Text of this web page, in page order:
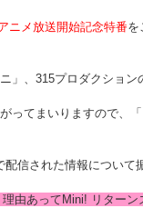
ニメ放送開始記念特番を
」、315プロダクショ
ってまいりますので、
信された情報について
由あってMini! リターン